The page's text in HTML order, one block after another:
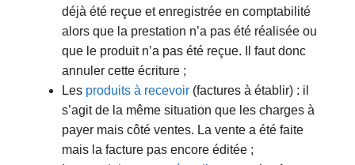
déjà été reçue et enregistrée en comptabilité
alors que la prestation n’a pas été réalisée ou
que le produit n’a pas été reçue. Il faut donc
annuler cette écriture ;
Les produits à recevoir (factures à établir) : il
s’agit de la même situation que les charges à
payer mais côté ventes. La vente a été faite
mais la facture pas encore éditée ;